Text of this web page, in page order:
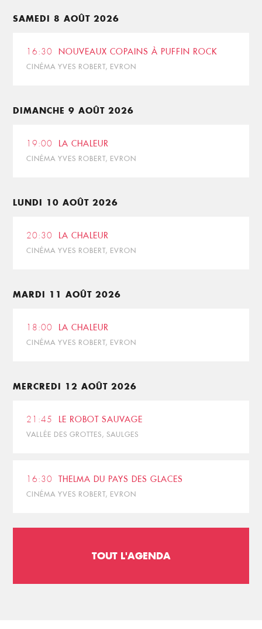
SAMEDI 8 AOÛT 2026
16:30 NOUVEAUX COPAINS À PUFFIN ROCK
CINÉMA YVES ROBERT, EVRON
DIMANCHE 9 AOÛT 2026
19:00 LA CHALEUR
CINÉMA YVES ROBERT, EVRON
LUNDI 10 AOÛT 2026
20:30 LA CHALEUR
CINÉMA YVES ROBERT, EVRON
MARDI 11 AOÛT 2026
18:00 LA CHALEUR
CINÉMA YVES ROBERT, EVRON
MERCREDI 12 AOÛT 2026
21:45 LE ROBOT SAUVAGE
VALLÉE DES GROTTES, SAULGES
16:30 THELMA DU PAYS DES GLACES
CINÉMA YVES ROBERT, EVRON
TOUT L'AGENDA